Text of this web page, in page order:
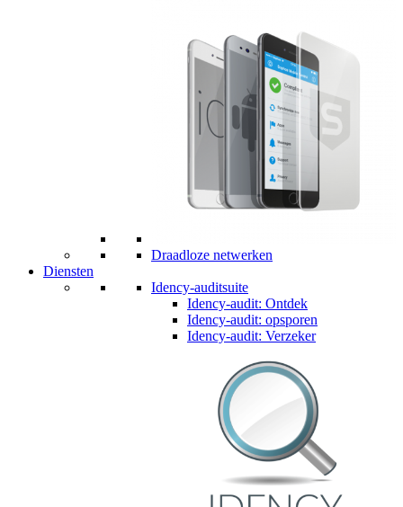
Draadloze netwerken
Diensten
Idency-auditsuite
Idency-audit: Ontdek
Idency-audit: opsporen
Idency-audit: Verzeker